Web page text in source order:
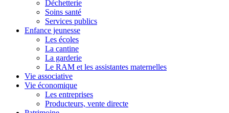
Déchetterie
Soins santé
Services publics
Enfance jeunesse
Les écoles
La cantine
La garderie
Le RAM et les assistantes maternelles
Vie associative
Vie économique
Les entreprises
Producteurs, vente directe